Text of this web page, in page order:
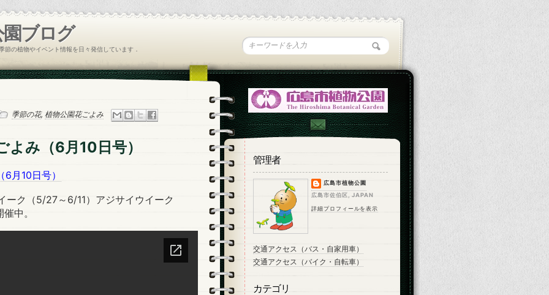
ブログ
の植物やイベント情報を日々発信しています．
季節の花, 植物公園花ごよみ
よみ（6月10日号）
月10日号）
ーク（5/27～6/11）アジサイウイーク
中。
管理者
広島市植物公園
広島市佐伯区, JAPAN
詳細プロフィールを表示
交通アクセス（バス・自家用車）
交通アクセス（バイク・自転車）
カテゴリ